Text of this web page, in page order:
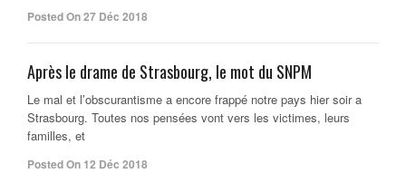
Posted On 27 Déc 2018
Après le drame de Strasbourg, le mot du SNPM
Le mal et l’obscurantisme a encore frappé notre pays hier soir a
Strasbourg. Toutes nos pensées vont vers les victimes, leurs
familles, et
Posted On 12 Déc 2018